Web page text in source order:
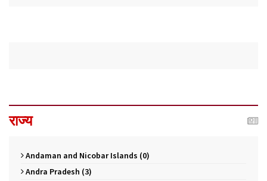
राज्य
Andaman and Nicobar Islands (0)
Andra Pradesh (3)